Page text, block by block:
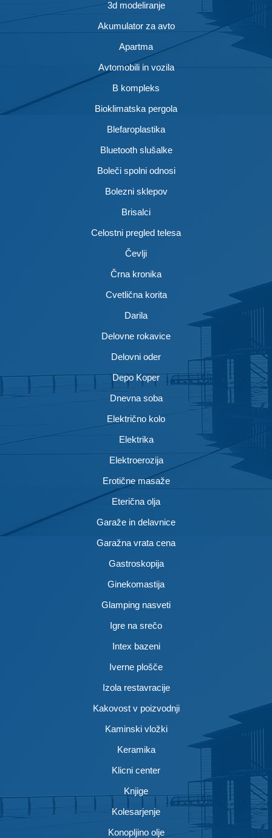
3d modeliranje
Akumulator za avto
Apartma
Avtomobili in vozila
B kompleks
Bioklimatska pergola
Blefaroplastika
Bluetooth slušalke
Boleči spolni odnosi
Bolezni sklepov
Brisalci
Celostni pregled telesa
Čevlji
Črna kronika
Cvetlična korita
Darila
Delovne rokavice
Delovni oder
Depo Koper
Dnevna soba
Električno kolo
Elektrika
Elektroerozija
Erotične masaže
Eterična olja
Garaže in delavnice
Garažna vrata cena
Gastroskopija
Ginekomastija
Glamping nasveti
Igre na srečo
Intex bazeni
Iverne plošče
Izola restavracije
Kakovost v poizvodnji
Kaminski vložki
Keramika
Klicni center
Knjige
Kolesarjenje
Konopljino olje